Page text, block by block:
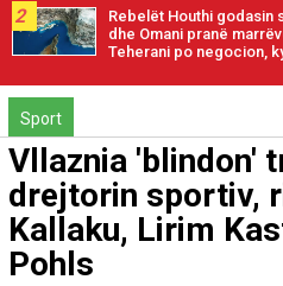
2
Rebelët Houthi godasin
dhe Omani pranë
Teherani po negocion,
Sport
Vllaznia 'blindon'
drejtorin sportiv,
Kallaku, Lirim
Pohls